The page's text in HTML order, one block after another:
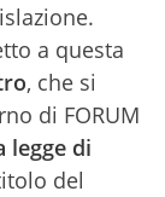
a questa
, che si
di FORUM
legge di
del